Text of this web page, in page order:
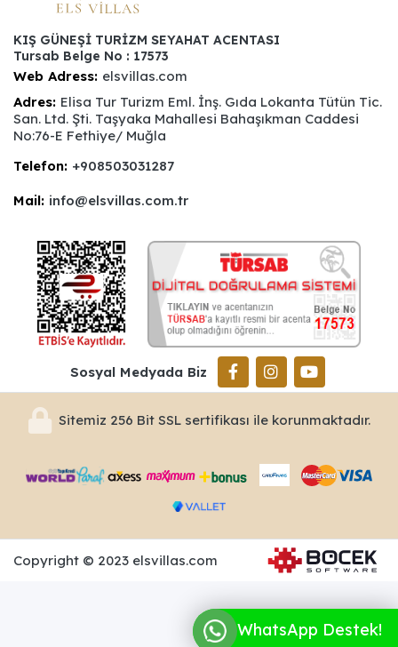
KIŞ GÜNEŞİ TURİZM SEYAHAT ACENTASI
Tursab Belge No : 17573
Web Adress: elsvillas.com
Adres: Elisa Tur Turizm Eml. İnş. Gıda Lokanta Tütün Tic.
San. Ltd. Şti. Taşyaka Mahallesi Bahaşıkman Caddesi
No:76-E Fethiye/ Muğla
Telefon: +908503031287
Mail: info@elsvillas.com.tr
Sosyal Medyada Biz
Sitemiz 256 Bit SSL sertifikası ile korunmaktadır.
Copyright © 2023 elsvillas.com
WhatsApp Destek!